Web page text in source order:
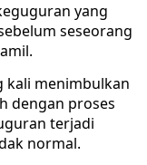
yang
seseorang
kali menimbulkan
dengan proses
terjadi
normal.